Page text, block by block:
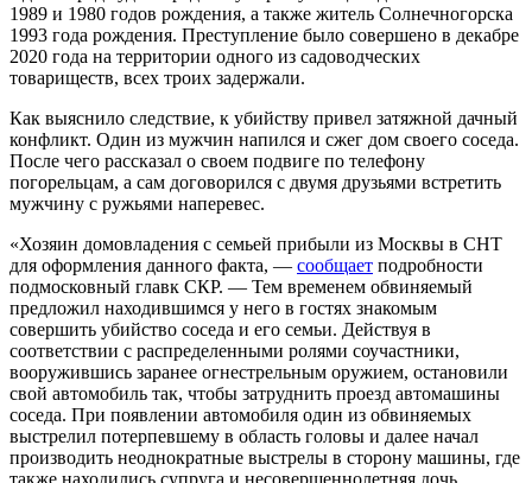
1989 и 1980 годов рождения, а также житель Солнечногорска
1993 года рождения. Преступление было совершено в декабре
2020 года на территории одного из садоводческих
товариществ, всех троих задержали.
Как выяснило следствие, к убийству привел затяжной дачный
конфликт. Один из мужчин напился и сжег дом своего соседа.
После чего рассказал о своем подвиге по телефону
погорельцам, а сам договорился с двумя друзьями встретить
мужчину с ружьями наперевес.
«Хозяин домовладения с семьей прибыли из Москвы в СНТ
для оформления данного факта, — сообщает подробности
подмосковный главк СКР. — Тем временем обвиняемый
предложил находившимся у него в гостях знакомым
совершить убийство соседа и его семьи. Действуя в
соответствии с распределенными ролями соучастники,
вооружившись заранее огнестрельным оружием, остановили
свой автомобиль так, чтобы затруднить проезд автомашины
соседа. При появлении автомобиля один из обвиняемых
выстрелил потерпевшему в область головы и далее начал
производить неоднократные выстрелы в сторону машины, где
также находились супруга и несовершеннолетняя дочь